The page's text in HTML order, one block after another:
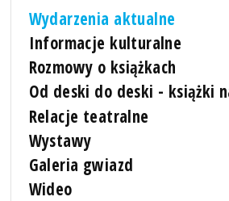
Wydarzenia aktualne
Informacje kulturalne
Rozmowy o książkach
Od deski do deski - książki
Relacje teatralne
Wystawy
Galeria gwiazd
Wideo